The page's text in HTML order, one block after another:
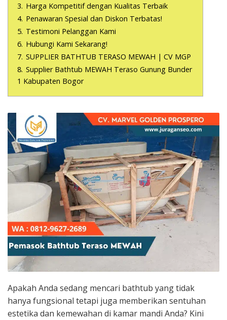
3. Harga Kompetitif dengan Kualitas Terbaik
4. Penawaran Spesial dan Diskon Terbatas!
5. Testimoni Pelanggan Kami
6. Hubungi Kami Sekarang!
7. SUPPLIER BATHTUB TERASO MEWAH | CV MGP
8. Supplier Bathtub MEWAH Teraso Gunung Bunder
1 Kabupaten Bogor
Apakah Anda sedang mencari bathtub yang tidak
hanya fungsional tetapi juga memberikan sentuhan
estetika dan kemewahan di kamar mandi Anda? Kini